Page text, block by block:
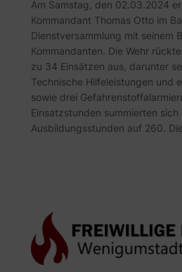
Am Samstag, den 02.03.2024
Kommandant Thomas Otto im
Dienstversammlung mit seinem
Kommandanten. Die Wehr
zu 34 Einsätzen aus, darunter
Technische Hilfeleistungen und
sowie drei
Einsatzstunden summierten
Ausbildungsstunden auf 260.